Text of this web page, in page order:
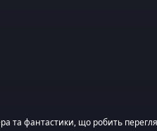
та фантастики, що робить